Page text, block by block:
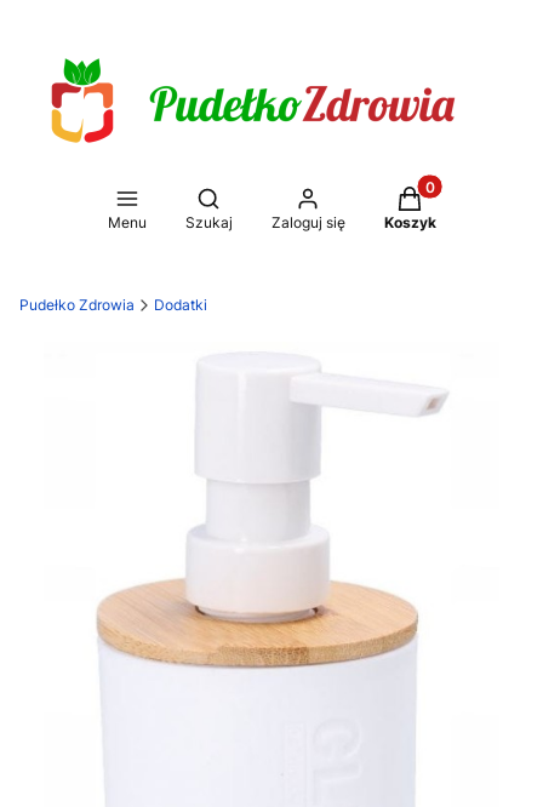
Menu
Otwórz wyszukiwarkę
Szukaj Zaloguj się
Produkty w
Koszyk
Pudełko Zdrowia Dodatki